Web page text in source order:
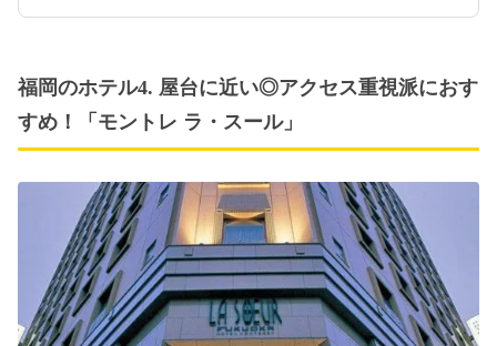
福岡のホテル4. 屋台に近い◎アクセス重視派におす
すめ！「モントレ ラ・スール」